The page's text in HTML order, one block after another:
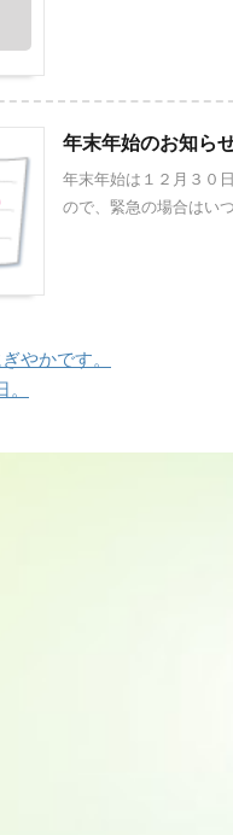
年末年始のお知らせ
年末年始は１２月３０
ので、緊急の場合はい
やかです。